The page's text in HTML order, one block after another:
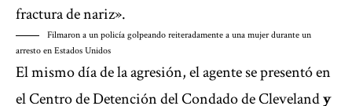
fractura de nariz».
Filmaron a un policía golpeando reiteradamente a una mujer durante un
arresto en Estados Unidos
El mismo día de la agresión, el agente se presentó en
el Centro de Detención del Condado de Clevelandy